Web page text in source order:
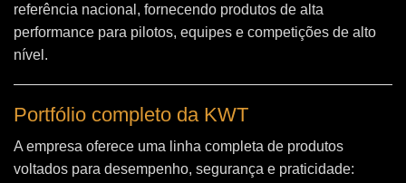
referência nacional, fornecendo produtos de alta
performance para pilotos, equipes e competições de alto
nível.
Portfólio completo da KWT
A empresa oferece uma linha completa de produtos
voltados para desempenho, segurança e praticidade: